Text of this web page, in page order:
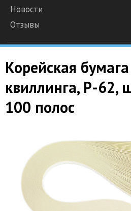
Новости
Отзывы
Корейская
квиллинга, P-62,
100 полос